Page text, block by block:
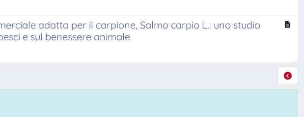
adatta per il carpione, Salmo carpio L.: uno studio
e sul benessere animale